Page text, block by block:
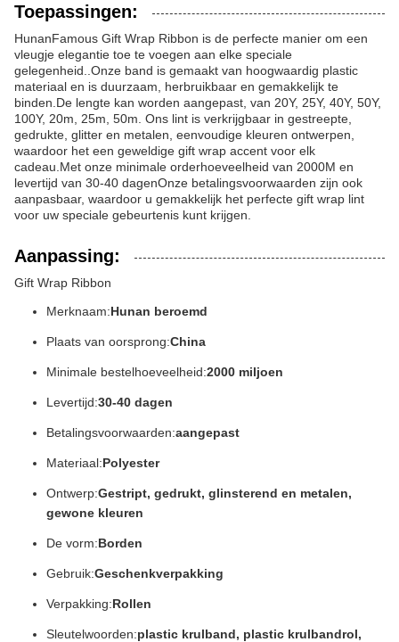
Toepassingen:
HunanFamous Gift Wrap Ribbon is de perfecte manier om een
vleugje elegantie toe te voegen aan elke speciale
gelegenheid..Onze band is gemaakt van hoogwaardig plastic
materiaal en is duurzaam, herbruikbaar en gemakkelijk te
binden.De lengte kan worden aangepast, van 20Y, 25Y, 40Y, 50Y,
100Y, 20m, 25m, 50m. Ons lint is verkrijgbaar in gestreepte,
gedrukte, glitter en metalen, eenvoudige kleuren ontwerpen,
waardoor het een geweldige gift wrap accent voor elk
cadeau.Met onze minimale orderhoeveelheid van 2000M en
levertijd van 30-40 dagenOnze betalingsvoorwaarden zijn ook
aanpasbaar, waardoor u gemakkelijk het perfecte gift wrap lint
voor uw speciale gebeurtenis kunt krijgen.
Aanpassing:
Gift Wrap Ribbon
Merknaam:Hunan beroemd
Plaats van oorsprong:China
Minimale bestelhoeveelheid:2000 miljoen
Levertijd:30-40 dagen
Betalingsvoorwaarden:aangepast
Materiaal:Polyester
Ontwerp:Gestript, gedrukt, glinsterend en metalen,
gewone kleuren
De vorm:Borden
Gebruik:Geschenkverpakking
Verpakking:Rollen
Sleutelwoorden:plastic krulband, plastic krulbandrol,